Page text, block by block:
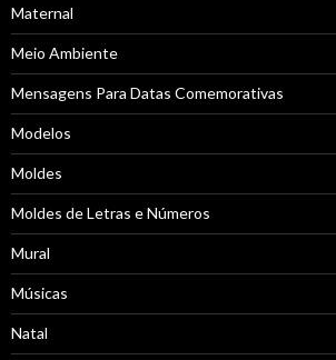
Maternal
Meio Ambiente
Mensagens Para Datas Comemorativas
Modelos
Moldes
Moldes de Letras e Números
Mural
Músicas
Natal